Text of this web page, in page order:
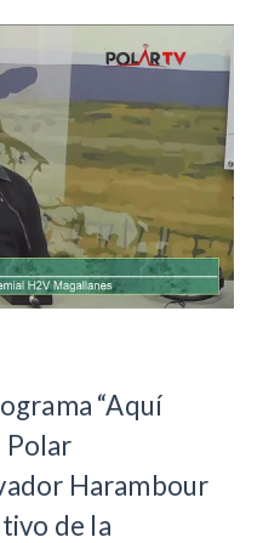
“Aquí
Polar
Harambour
de la